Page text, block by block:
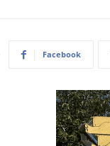
Facebook